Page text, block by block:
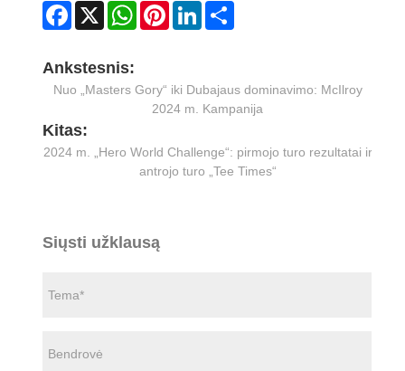
Facebook
X WhatsAppPinterestLinkedIn
Ankstesnis:
Nuo „Masters Gory“ iki Dubajaus dominavimo: McIlroy
2024 m. Kampanija
Kitas:
2024 m. „Hero World Challenge“: pirmojo turo rezultatai ir
antrojo turo „Tee Times“
Siųsti užklausą